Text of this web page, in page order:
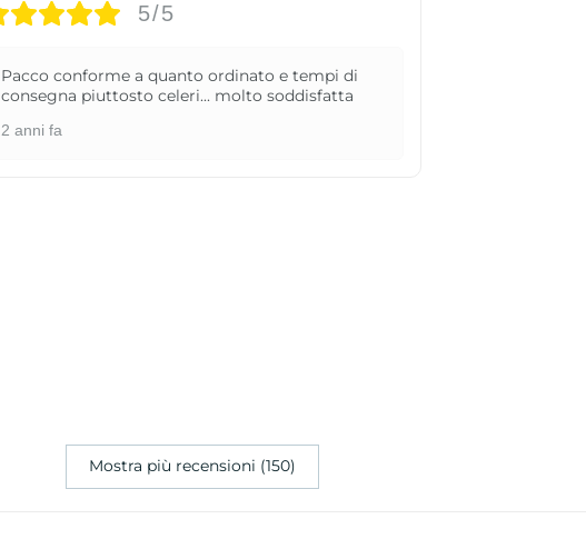
5/5
Pacco conforme a quanto ordinato e tempi di
consegna piuttosto celeri... molto soddisfatta
2 anni fa
Mostra più recensioni (150)